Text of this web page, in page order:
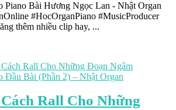
Piano Bài Hương Ngọc Lan - Nhật Organ
#HocOrganPiano #MusicProducer
thêm nhiều clip hay, ...
Rall Cho Những